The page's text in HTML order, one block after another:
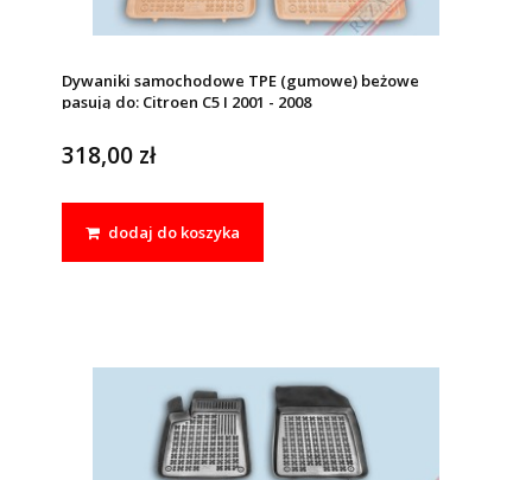
Dywaniki samochodowe TPE (gumowe) beżowe
pasują do: Citroen C5 I 2001 - 2008
318,00 zł
dodaj do koszyka